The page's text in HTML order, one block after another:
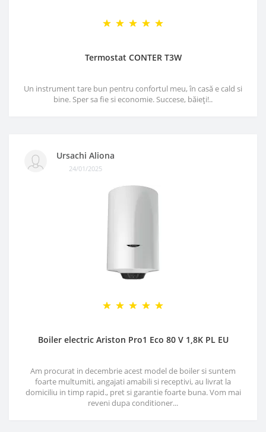
Termostat CONTER T3W
Un instrument tare bun pentru confortul meu, în casă e cald si
bine. Sper sa fie si economie. Succese, băieți!..
Ursachi Aliona
24/01/2025
Boiler electric Ariston Pro1 Eco 80 V 1,8K PL EU
Am procurat in decembrie acest model de boiler si suntem
foarte multumiti, angajati amabili si receptivi, au livrat la
domiciliu in timp rapid., pret si garantie foarte buna. Vom mai
reveni dupa conditioner...